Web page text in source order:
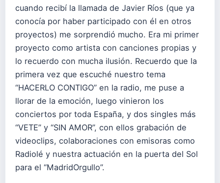
cuando recibí la llamada de Javier Ríos (que ya
conocía por haber participado con él en otros
proyectos) me sorprendió mucho. Era mi primer
proyecto como artista con canciones propias y
lo recuerdo con mucha ilusión. Recuerdo que la
primera vez que escuché nuestro tema
“HACERLO CONTIGO” en la radio, me puse a
llorar de la emoción, luego vinieron los
conciertos por toda España, y dos singles más
“VETE” y “SIN AMOR”, con ellos grabación de
videoclips, colaboraciones con emisoras como
Radiolé y nuestra actuación en la puerta del Sol
para el “MadridOrgullo”.